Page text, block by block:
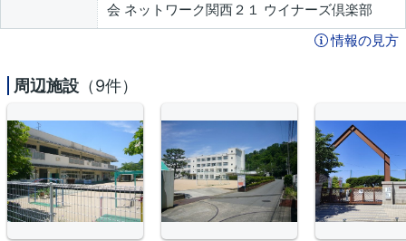
会 ネットワーク関西２１ ウイナーズ倶楽部
情報の見方
周辺施設 （9件）